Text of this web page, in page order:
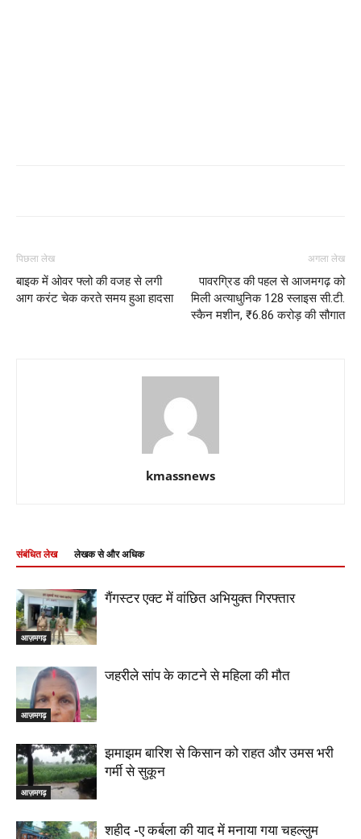
पिछला लेख
बाइक में ओवर फ्लो की वजह से लगी
आग करंट चेक करते समय हुआ हादसा
अगला लेख
पावरग्रिड की पहल से आजमगढ़ को
मिली अत्याधुनिक 128 स्लाइस सी.टी.
स्कैन मशीन, ₹6.86 करोड़ की सौगात
kmassnews
संबंधित लेख लेखक से और अधिक
आज़मगढ़
गैंगस्टर एक्ट में वांछित अभियुक्त गिरफ्तार
आज़मगढ़
जहरीले सांप के काटने से महिला की मौत
आज़मगढ़
झमाझम बारिश से किसान को राहत और उमस भरी
गर्मी से सुकून
शहीद -ए कर्बला की याद में मनाया गया चहल्लुम